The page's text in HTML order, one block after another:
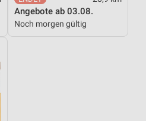
Angebote ab 03.08.
Noch morgen gültig